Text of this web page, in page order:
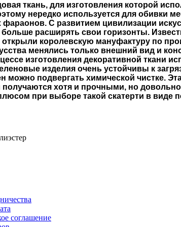
ткань, для изготовления которой
нередко используется для обивки
фараонов. С развитием цивилизации
больше расширять свои горизонты.
королевскую мануфактуру по
менялись только внешний вид и
изготовления декоративной ткани
изделия очень устойчивы к
можно подвергать химической чистке.
получаются хотя и прочными, но
плюсом при выборе такой скатерти в
соглашение